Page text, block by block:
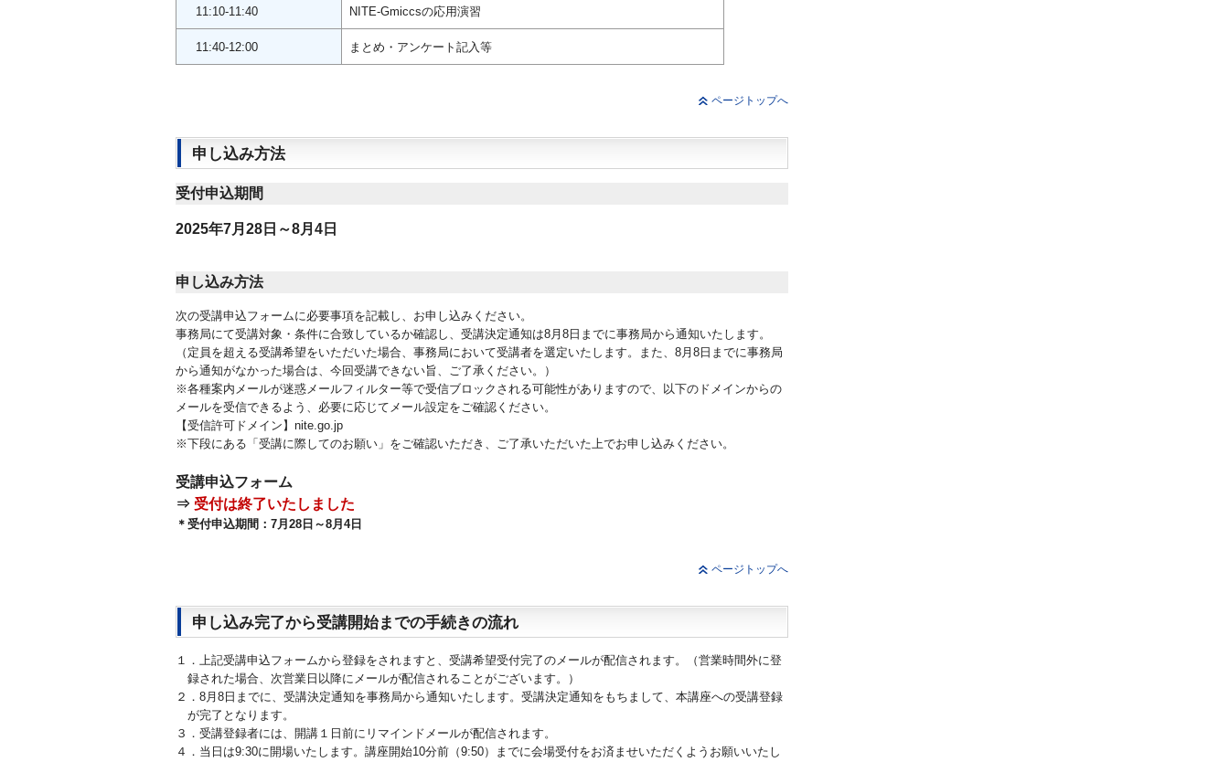
11:10-11:40 NITE-Gmiccsの応用演習
11:40-12:00 まとめ・アンケート記入等
ページトップへ
申し込み方法
受付申込期間
2025年7月28日～8月4日
申し込み方法
次の受講申込フォームに必要事項を記載し、お申し込みください。
事務局にて受講対象・条件に合致しているか確認し、受講決定通知は8月8日までに事務局から通知いたします。
（定員を超える受講希望をいただいた場合、事務局において受講者を選定いたします。また、8月8日までに事務局
から通知がなかった場合は、今回受講できない旨、ご了承ください。）
※各種案内メールが迷惑メールフィルター等で受信ブロックされる可能性がありますので、以下のドメインからの
メールを受信できるよう、必要に応じてメール設定をご確認ください。
【受信許可ドメイン】nite.go.jp
※下段にある「受講に際してのお願い」をご確認いただき、ご了承いただいた上でお申し込みください。
受講申込フォーム
⇒ 受付は終了いたしました
＊受付申込期間：7月28日～8月4日
ページトップへ
申し込み完了から受講開始までの手続きの流れ
１．上記受講申込フォームから登録をされますと、受講希望受付完了のメールが配信されます。（営業時間外に登
録された場合、次営業日以降にメールが配信されることがございます。）
２．8月8日までに、受講決定通知を事務局から通知いたします。受講決定通知をもちまして、本講座への受講登録
が完了となります。
３．受講登録者には、開講１日前にリマインドメールが配信されます。
４．当日は9:30に開場いたします。講座開始10分前（9:50）までに会場受付をお済ませいただくようお願いいたし